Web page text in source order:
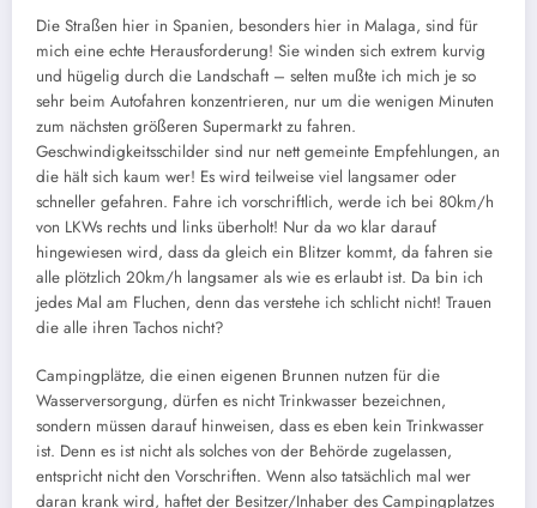
Die Straßen hier in Spanien, besonders hier in Malaga, sind für
mich eine echte Herausforderung! Sie winden sich extrem kurvig
und hügelig durch die Landschaft – selten mußte ich mich je so
sehr beim Autofahren konzentrieren, nur um die wenigen Minuten
zum nächsten größeren Supermarkt zu fahren.
Geschwindigkeitsschilder sind nur nett gemeinte Empfehlungen, an
die hält sich kaum wer! Es wird teilweise viel langsamer oder
schneller gefahren. Fahre ich vorschriftlich, werde ich bei 80km/h
von LKWs rechts und links überholt! Nur da wo klar darauf
hingewiesen wird, dass da gleich ein Blitzer kommt, da fahren sie
alle plötzlich 20km/h langsamer als wie es erlaubt ist. Da bin ich
jedes Mal am Fluchen, denn das verstehe ich schlicht nicht! Trauen
die alle ihren Tachos nicht?
Campingplätze, die einen eigenen Brunnen nutzen für die
Wasserversorgung, dürfen es nicht Trinkwasser bezeichnen,
sondern müssen darauf hinweisen, dass es eben kein Trinkwasser
ist. Denn es ist nicht als solches von der Behörde zugelassen,
entspricht nicht den Vorschriften. Wenn also tatsächlich mal wer
daran krank wird, haftet der Besitzer/Inhaber des Campingplatzes